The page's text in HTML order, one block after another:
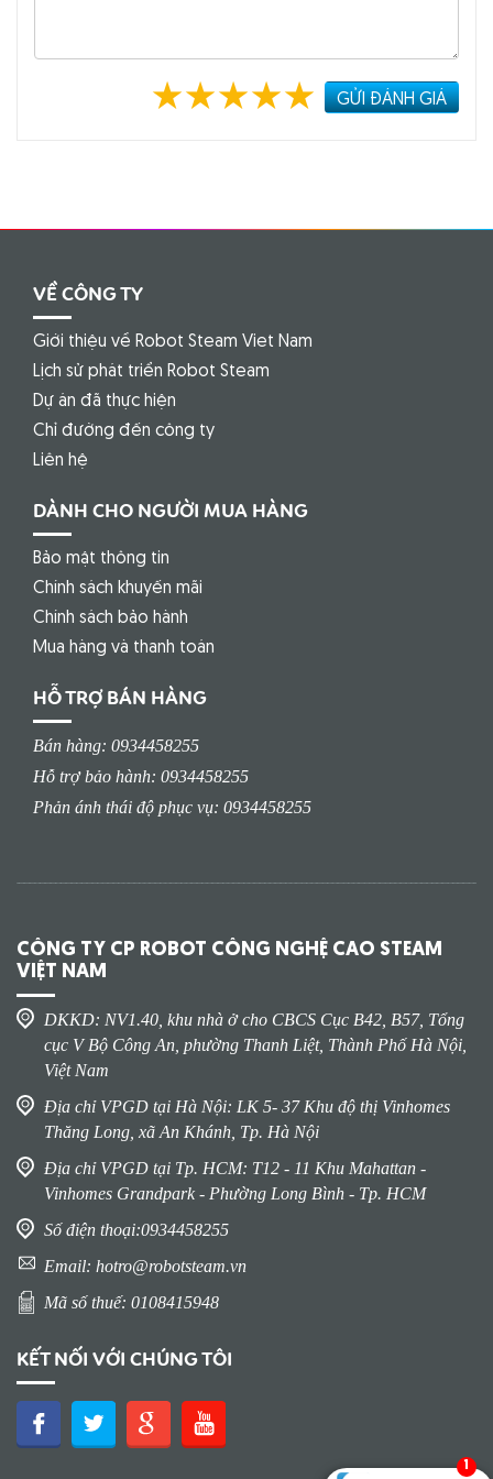
Để tìm hiểu thêm về sản phẩm bạn có thể gọi theo số
điện thoại: 0934519822 hoặc qua email:
hotro@robotsteam.vn
VỀ CÔNG TY
Giới thiệu về Robot Steam Viet Nam
Lịch sử phát triển Robot Steam
Dự án đã thực hiện
Chỉ đường đến công ty
Liên hệ
DÀNH CHO NGƯỜI MUA HÀNG
Bảo mật thông tin
Chính sách khuyến mãi
Chính sách bảo hành
Mua hàng và thanh toán
HỖ TRỢ BÁN HÀNG
Bán hàng: 0934458255
Hỗ trợ bảo hành: 0934458255
Phản ánh thái độ phục vụ: 0934458255
CÔNG TY CP ROBOT CÔNG NGHỆ CAO STEAM
VIỆT NAM
DKKD: NV1.40, khu nhà ở cho CBCS Cục B42, B57, Tổng
cục V Bộ Công An, phường Thanh Liệt, Thành Phố Hà Nội,
Việt Nam
Địa chỉ VPGD tại Hà Nội: LK 5- 37 Khu độ thị Vinhomes
Thăng Long, xã An Khánh, Tp. Hà Nội
Địa chỉ VPGD tại Tp. HCM: T12 - 11 Khu Mahattan -
Vinhomes Grandpark - Phường Long Bình - Tp. HCM
Số điện thoại:0934458255
Email: hotro@robotsteam.vn
Mã số thuế: 0108415948
KẾT NỐI VỚI CHÚNG TÔI
1